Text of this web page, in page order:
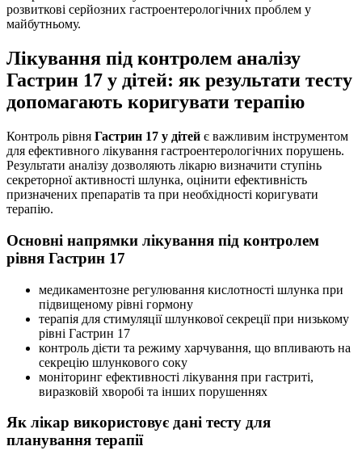
розвиткові серйозних гастроентерологічних проблем у
майбутньому.
Лікування під контролем аналізу
Гастрин 17 у дітей: як результати тесту
допомагають коригувати терапію
Контроль рівня Гастрин 17 у дітей є важливим інструментом
для ефективного лікування гастроентерологічних порушень.
Результати аналізу дозволяють лікарю визначити ступінь
секреторної активності шлунка, оцінити ефективність
призначених препаратів та при необхідності коригувати
терапію.
Основні напрямки лікування під контролем
рівня Гастрин 17
медикаментозне регулювання кислотності шлунка при
підвищеному рівні гормону
терапія для стимуляції шлункової секреції при низькому
рівні Гастрин 17
контроль дієти та режиму харчування, що впливають на
секрецію шлункового соку
моніторинг ефективності лікування при гастриті,
виразковій хворобі та інших порушеннях
Як лікар використовує дані тесту для
планування терапії